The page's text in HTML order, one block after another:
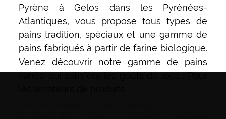
Pyrène à Gelos dans les Pyrénées-
Atlantiques, vous propose tous types de
pains tradition, spéciaux et une gamme de
pains fabriqués à partir de farine biologique.
Venez découvrir notre gamme de pains
variée qui satisfera les goûts de tous : Pour